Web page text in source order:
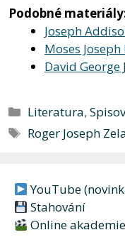
Podobné
Joseph
Moses
David
Rubriky
Literatura,
Štítky
Roger Joseph
YouTube
Stahování
Online akademie